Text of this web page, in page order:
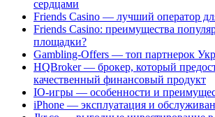
сердцами
Friends Casino — лучший оператор
Friends Casino: преимущества
площадки?
Gambling-Offers — топ партнерок
HQBroker — брокер, который
качественный финансовый продукт
IO-игры — особенности и
iPhone — эксплуатация и